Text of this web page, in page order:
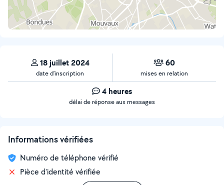
18 juillet 2024
date d’inscription
60
mises en relation
4 heures
délai de réponse aux messages
Informations vérifiées
Numéro de téléphone vérifié
Pièce d'identité vérifiée